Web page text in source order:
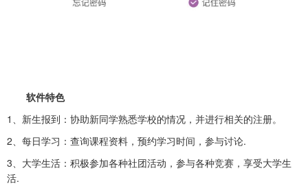
软件特色
1、新生报到：协助新同学熟悉学校的情况，并进行相关的注册。
2、每日学习：查询课程资料，预约学习时间，参与讨论.
3、大学生活：积极参加各种社团活动，参与各种竞赛，享受大学生
活.